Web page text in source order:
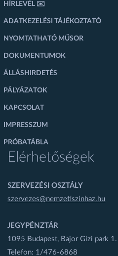
HÍRLEVÉL ✉️
ADATKEZELÉSI TÁJÉKOZTATÓ
NYOMTATHATÓ MŰSOR
DOKUMENTUMOK
ÁLLÁSHIRDETÉS
PÁLYÁZATOK
KAPCSOLAT
IMPRESSZUM
PRÓBATÁBLA
Elérhetőségek
SZERVEZÉSI OSZTÁLY
szervezes@nemzetiszinhaz.hu
JEGYPÉNZTÁR
1095 Budapest, Bajor Gizi park 1.
Telefon: 1/476-6868